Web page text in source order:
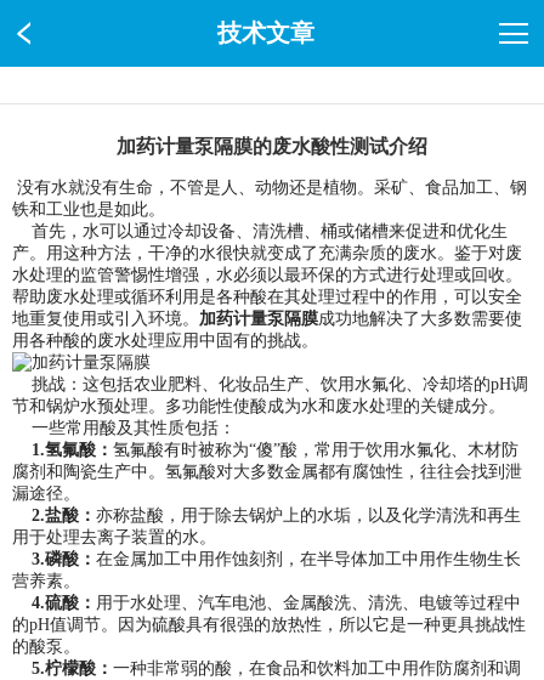
技术文章
加药计量泵隔膜的废水酸性测试介绍
没有水就没有生命，不管是人、动物还是植物。采矿、食品加工、钢
铁和工业也是如此。
首先，水可以通过冷却设备、清洗槽、桶或储槽来促进和优化生
产。用这种方法，干净的水很快就变成了充满杂质的废水。鉴于对废
水处理的监管警惕性增强，水必须以最环保的方式进行处理或回收。
帮助废水处理或循环利用是各种酸在其处理过程中的作用，可以安全
地重复使用或引入环境。 加药计量泵隔膜成功地解决了大多数需要使
用各种酸的废水处理应用中固有的挑战。
挑战：这包括农业肥料、化妆品生产、饮用水氟化、冷却塔的pH调
节和锅炉水预处理。多功能性使酸成为水和废水处理的关键成分。
一些常用酸及其性质包括：
1.氢氟酸： 氢氟酸有时被称为“傻”酸，常用于饮用水氟化、木材防
腐剂和陶瓷生产中。氢氟酸对大多数金属都有腐蚀性，往往会找到泄
漏途径。
2.盐酸： 亦称盐酸，用于除去锅炉上的水垢，以及化学清洗和再生
用于处理去离子装置的水。
3.磷酸： 在金属加工中用作蚀刻剂，在半导体加工中用作生物生长
营养素。
4.硫酸： 用于水处理、汽车电池、金属酸洗、清洗、电镀等过程中
的pH值调节。因为硫酸具有很强的放热性，所以它是一种更具挑战性
的酸泵。
5.柠檬酸： 一种非常弱的酸，在食品和饮料加工中用作防腐剂和调